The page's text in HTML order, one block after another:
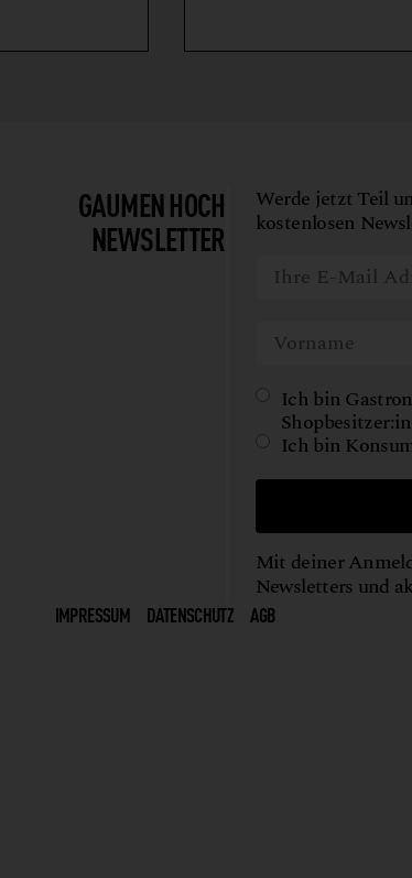
GAUMEN HOCH
NEWSLETTER
Werde jetzt Teil
kostenlosen
Ich bin
Shopbesitzer:in
Ich bin
Mit deiner
Newsletters und
IMPRESSUM DATENSCHUTZ AGB